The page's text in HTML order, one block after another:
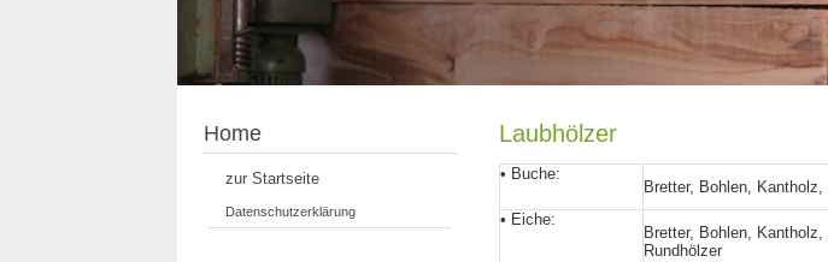
Home
zur Startseite
Datenschutzerklärung
Laubhölzer
• Buche:
Bretter, Bohlen,
• Eiche:
Bretter, Bohlen,
Rundhölzer